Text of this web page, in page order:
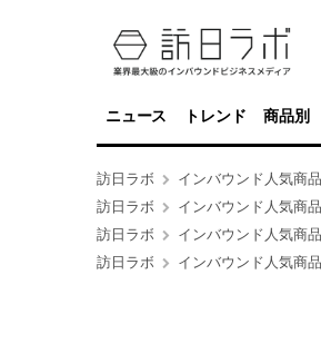
ニュース トレンド 商品別
訪日ラボ インバウンド人気商
訪日ラボ
インバウンド人気商
訪日ラボ
インバウンド人気商
訪日ラボ
インバウンド人気商